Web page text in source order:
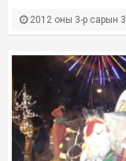
2012 оны 3-р сарын